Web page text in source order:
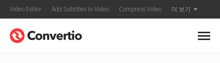
Video Editor Add Subtitles to Video Compress Video 더 보기